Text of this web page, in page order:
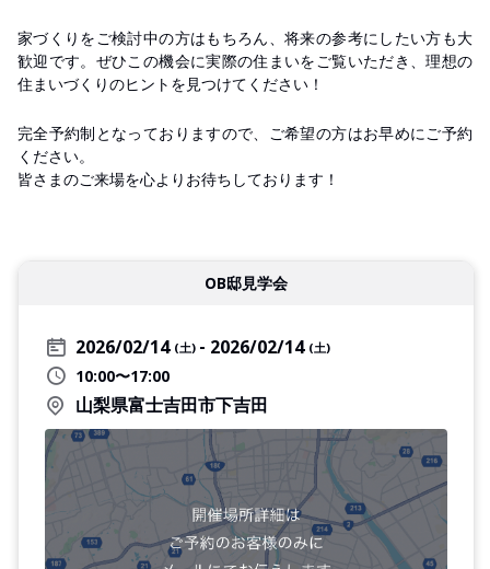
家づくりをご検討中の方はもちろん、将来の参考にしたい方も大
歓迎です。ぜひこの機会に実際の住まいをご覧いただき、理想の
住まいづくりのヒントを見つけてください！
完全予約制となっておりますので、ご希望の方はお早めにご予約
ください。
皆さまのご来場を心よりお待ちしております！
OB邸見学会
2026/02/14 (土) 2026/02/14 (土)
10:00〜17:00
山梨県富士吉田市下吉田